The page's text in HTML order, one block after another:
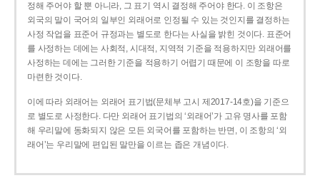
정해 주어야 할 뿐 아니라, 그 표기 역시 결정해 주어야 한다. 이 조항은
외국의 말이 국어의 일부인 외래어로 인정될 수 있는 것인지를 결정하는
사정 작업을 표준어 규정과는 별도로 한다는 사실을 밝힌 것이다. 표준어
를 사정하는 데에는 사회적, 시대적, 지역적 기준을 적용하지만 외래어를
사정하는 데에는 그러한 기준을 적용하기 어렵기 때문에 이 조항을 따로
마련한 것이다.
이에 따라 외래어는 외래어 표기법(문체부 고시 제2017-14호)을 기준으
로 별도로 사정한다. 다만 외래어 표기법의 ‘외래어’가 고유 명사를 포함
해 우리말에 동화되지 않은 모든 외국어를 포함하는 반면, 이 조항의 ‘외
래어’는 우리말에 편입된 말만을 이르는 좁은 개념이다.